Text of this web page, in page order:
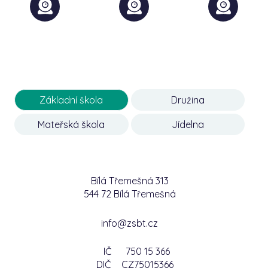
Základní škola Družina
Mateřská škola Jídelna
Bílá Třemešná 313
544 72 Bílá Třemešná
info@zsbt.cz
IČ
750 15 366
DIČ
CZ75015366